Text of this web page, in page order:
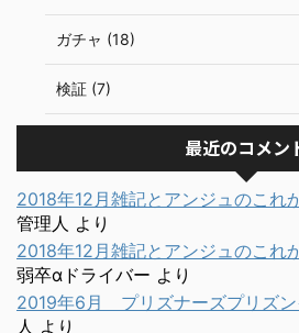
ガチャ (18)
検証 (7)
最近のコメン
2018年12月雑記とアンジュのこれ
管理人 より
2018年12月雑記とアンジュのこれ
弱卒αドライバー より
2019年6月 プリズナーズプリズン
人 より